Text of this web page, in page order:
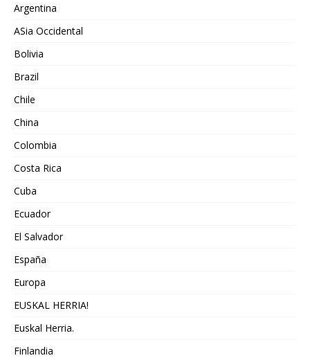
Argentina
ASia Occidental
Bolivia
Brazil
Chile
China
Colombia
Costa Rica
Cuba
Ecuador
El Salvador
España
Europa
EUSKAL HERRIA!
Euskal Herria.
Finlandia